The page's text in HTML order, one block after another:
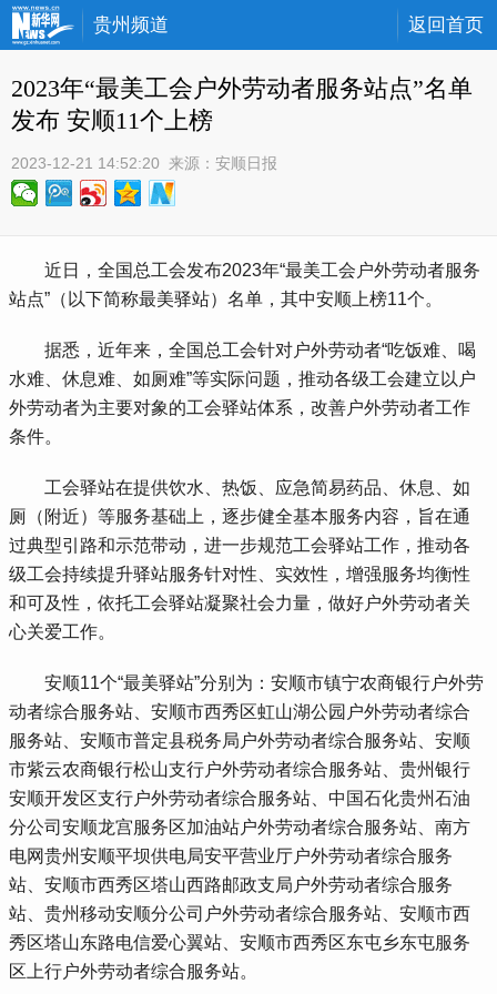
贵州频道 返回首页
2023年“最美工会户外劳动者服务站点”名单
发布 安顺11个上榜
2023-12-21 14:52:20 来源： 安顺日报
近日，全国总工会发布2023年“最美工会户外劳动者服务
站点”（以下简称最美驿站）名单，其中安顺上榜11个。
据悉，近年来，全国总工会针对户外劳动者“吃饭难、喝
水难、休息难、如厕难”等实际问题，推动各级工会建立以户
外劳动者为主要对象的工会驿站体系，改善户外劳动者工作
条件。
工会驿站在提供饮水、热饭、应急简易药品、休息、如
厕（附近）等服务基础上，逐步健全基本服务内容，旨在通
过典型引路和示范带动，进一步规范工会驿站工作，推动各
级工会持续提升驿站服务针对性、实效性，增强服务均衡性
和可及性，依托工会驿站凝聚社会力量，做好户外劳动者关
心关爱工作。
安顺11个“最美驿站”分别为：安顺市镇宁农商银行户外劳
动者综合服务站、安顺市西秀区虹山湖公园户外劳动者综合
服务站、安顺市普定县税务局户外劳动者综合服务站、安顺
市紫云农商银行松山支行户外劳动者综合服务站、贵州银行
安顺开发区支行户外劳动者综合服务站、中国石化贵州石油
分公司安顺龙宫服务区加油站户外劳动者综合服务站、南方
电网贵州安顺平坝供电局安平营业厅户外劳动者综合服务
站、安顺市西秀区塔山西路邮政支局户外劳动者综合服务
站、贵州移动安顺分公司户外劳动者综合服务站、安顺市西
秀区塔山东路电信爱心翼站、安顺市西秀区东屯乡东屯服务
区上行户外劳动者综合服务站。